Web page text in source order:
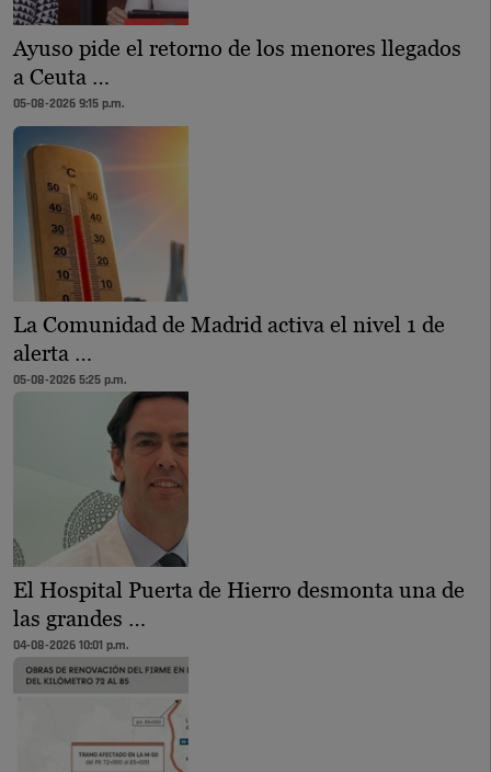
Ayuso pide el retorno de los menores llegados
a Ceuta …
05-08-2026 9:15 p.m.
La Comunidad de Madrid activa el nivel 1 de
alerta …
05-08-2026 5:25 p.m.
El Hospital Puerta de Hierro desmonta una de
las grandes …
04-08-2026 10:01 p.m.